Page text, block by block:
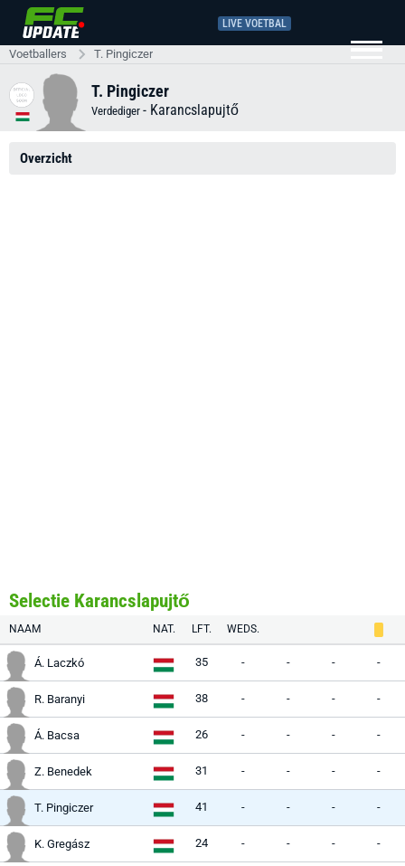
LIVE VOETBAL
Voetballers T. Pingiczer
T. Pingiczer
Verdediger - Karancslapujtő
Overzicht
Selectie Karancslapujtő
NAAM NAT. LFT. WEDS.
Á. Laczkó 35 - - - -
R. Baranyi 38 - - - -
Á. Bacsa 26 - - - -
Z. Benedek 31 - - - -
T. Pingiczer 41 - - - -
K. Gregász 24 - - - -